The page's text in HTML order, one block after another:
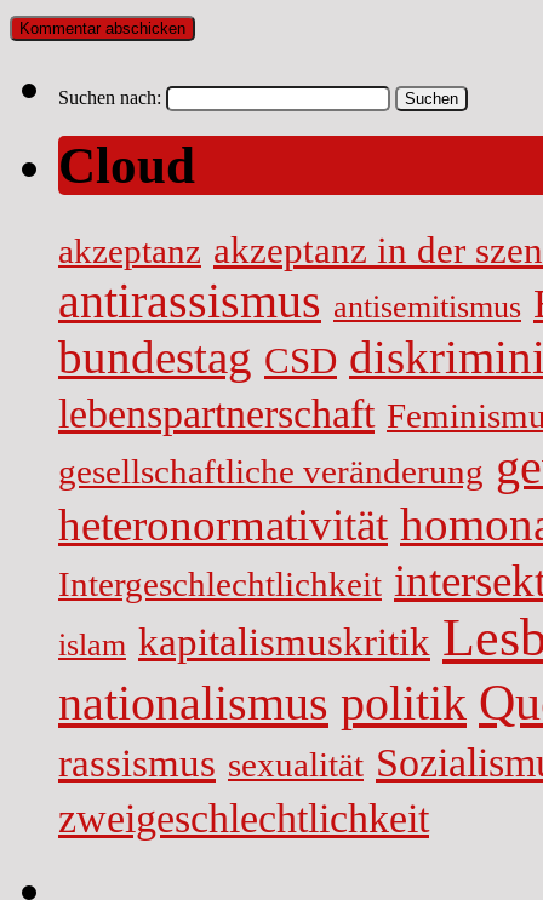
Suchen nach:
Cloud
akzeptanz akzeptanz in der
antirassismus antisemitismus
bundestag CSD
lebenspartnerschaft
gesellschaftliche veränderung
heteronormativität
Intergeschlechtlichkeit
islam kapitalismuskritik
nationalismus politik
rassismus sexualität
zweigeschlechtlichkeit